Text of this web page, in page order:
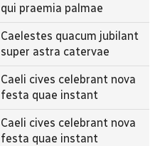
qui praemia palmae
Caelestes quacum jubilant
super astra catervae
Caeli cives celebrant nova
festa quae instant
Caeli cives celebrant nova
festa quae instant